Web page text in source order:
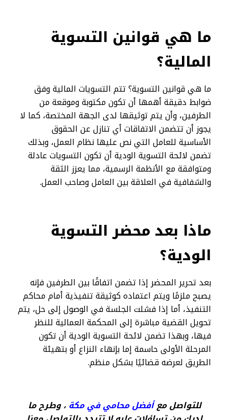
ما هي قوانين التسوية
المالية؟
ما هي قوانين التسوية؟ تتم التسويات المالية وفق
ضوابط دقيقة أهمها أن تكون مكتوبة وموقعة من
الطرفين، وأن يتم توثيقها لدى الجهة المختصة، كما لا
يجوز أن تتضمن الاتفاقات أي تنازل عن الحقوق
الأساسية للعامل التي نص عليها نظام العمل، وبذلك
تضمن لائحة التسوية الودية أن تكون التسويات عادلة
ومتوافقة مع الأنظمة الرسمية، مما يعزز الثقة
والشفافية في العلاقة بين العامل وصاحب العمل.
ماذا بعد محضر التسوية
الودية؟
بعد تحرير المحضر إذا تضمن اتفاقًا بين الطرفين فإنه
يصبح ملزمًا ويتم اعتماده كوثيقة تنفيذية أمام محاكم
التنفيذ، أما إذا فشلت الجلسة في الوصول إلى حل، يتم
تحويل القضية مباشرة إلى المحكمة العمالية للنظر
فيها، وبهذا تضمن لائحة التسوية الودية أن تكون
المرحلة الأولى حاسمة إما بإنهاء النزاع أو بتهيئة
الطريق لعرضه قضائيًا بشكل منظم.
للتواصل معأفضل محامي في مكة ، وطرح ما